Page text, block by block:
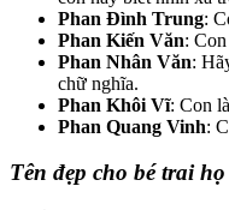
Phan Đình Trung:
Phan Kiến Văn:
Phan Nhân Văn:
chữ nghĩa.
Phan Khôi Vĩ: Con
Phan Quang Vinh:
Tên đẹp cho bé trai